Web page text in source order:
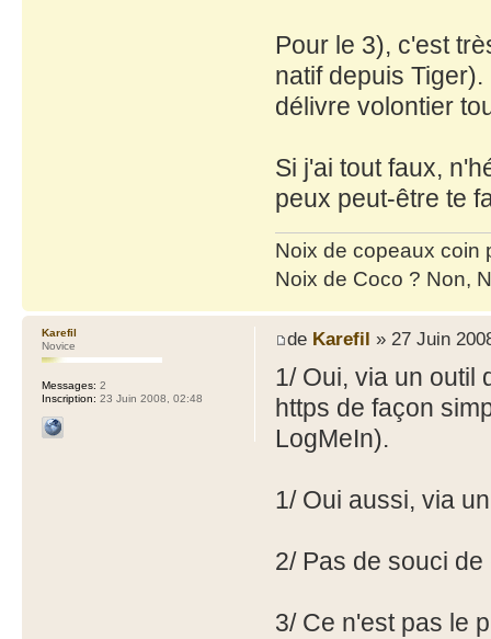
Pour le 3), c'est
natif depuis
délivre volontier
Si j'ai tout faux,
peux peut-être te
Noix de copeaux coin
Noix de Coco ? Non,
de Karefil » 27 Juin
1/ Oui, via un outil
https de façon
LogMeIn).
1/ Oui aussi, via
2/ Pas de souci de
3/ Ce n'est pas le
Karefil
Novice
Messages: 2
Inscription: 23 Juin 2008, 02:48